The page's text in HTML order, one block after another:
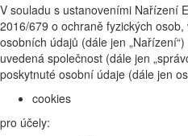
V souladu s ustanoveními Nařízení
2016/679 o ochraně fyzických
osobních údajů (dále jen
uvedená společnost (dále jen
poskytnuté osobní údaje (dále jen
cookies
pro účely: